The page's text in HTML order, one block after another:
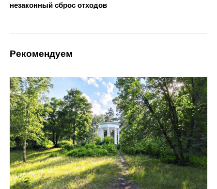
незаконный сброс отходов
Рекомендуем